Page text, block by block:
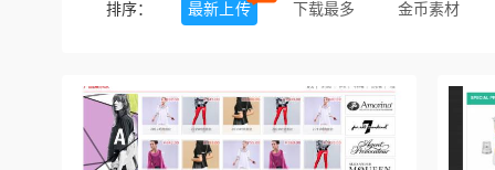
排序：
最新上传 下载最多 金币素材